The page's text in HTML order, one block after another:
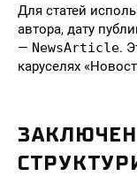
Для статей
автора, дату
— NewsArticle.
каруселях